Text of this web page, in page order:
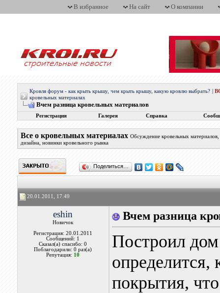
В избранное На сайт О компании
Кровля форум - как крыть крышу, чем крыть крышу, какую кровлю выбрать?
кровельных материалах
Вчем разница кровельных материалов
Регистрация Галерея Справка
Все о кровельных материалах Обсуждение кровельных
дизайна, новинки кровельного рынка
Поделиться…
20.01.2011, 17:49
eshin
Новичок
Регистрация: 20.01.2011
Сообщений: 1
Сказал(а) спасибо: 0
Поблагодарили: 0 раз(а)
Репутация: 10
Вчем разница
Построил
определится,
покрытия,